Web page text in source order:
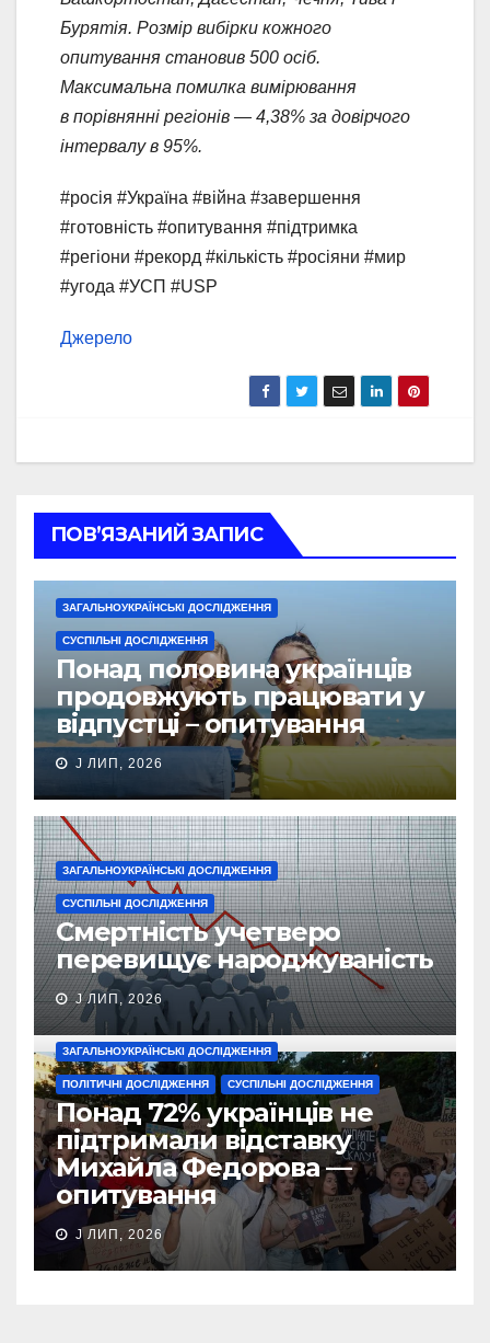
Бурятія. Розмір вибірки кожного
опитування становив 500 осіб.
Максимальна помилка вимірювання
в порівнянні регіонів — 4,38% за довірчого
інтервалу в 95%.
#росія #Україна #війна #завершення
#готовність #опитування #підтримка
#регіони #рекорд #кількість #росіяни #мир
#угода #УСП #USP
Джерело
ПОВ’ЯЗАНИЙ ЗАПИС
ЗАГАЛЬНОУКРАЇНСЬКІ ДОСЛІДЖЕННЯ
СУСПІЛЬНІ ДОСЛІДЖЕННЯ
Понад половина українців
продовжують працювати у
відпустці – опитування
J ЛИП, 2026
ЗАГАЛЬНОУКРАЇНСЬКІ ДОСЛІДЖЕННЯ
СУСПІЛЬНІ ДОСЛІДЖЕННЯ
Смертність учетверо
перевищує народжуваність
J ЛИП, 2026
ЗАГАЛЬНОУКРАЇНСЬКІ ДОСЛІДЖЕННЯ
ПОЛІТИЧНІ ДОСЛІДЖЕННЯ СУСПІЛЬНІ ДОСЛІДЖЕННЯ
Понад 72% українців не
підтримали відставку
Михайла Федорова —
опитування
J ЛИП, 2026